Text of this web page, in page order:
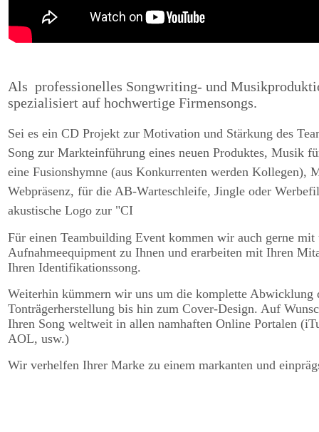
Als professionelles Songwriting- und
spezialisiert auf hochwertige Firmensongs.
Sei es ein CD Projekt zur Motivation und Stärkung des
Song zur Markteinführung eines neuen Produktes, Musik
eine Fusionshymne (aus Konkurrenten werden Kollegen),
Webpräsenz, für die AB-Warteschleife, Jingle oder
akustische Logo zur "CI
Für einen Teambuilding Event kommen wir auch gerne mit
Aufnahmeequipment zu Ihnen und erarbeiten mit Ihren
Ihren Identifikationssong.
Weiterhin kümmern wir uns um die komplette Abwicklung
Tonträgerherstellung bis hin zum Cover-Design. Auf
Ihren Song weltweit in allen namhaften Online Portalen
AOL, usw.)
Wir verhelfen Ihrer Marke zu einem markanten und